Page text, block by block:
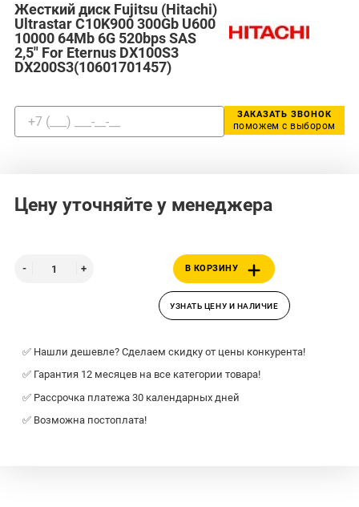
Жесткий диск Fujitsu (Hitachi)
Ultrastar C10K900 300Gb U600
10000 64Mb 6G 520bps SAS
2,5" For Eternus DX100S3
DX200S3(10601701457)
ЗАКАЗАТЬ ЗВОНОК
поможем с выбором
Цену уточняйте у менеджера
В КОРЗИНУ
УЗНАТЬ ЦЕНУ И НАЛИЧИЕ
✅ Нашли дешевле? Сделаем скидку от цены конкурента!
✅ Гарантия 12 месяцев на все категории товара!
✅ Рассрочка платежа 30 календарных дней
✅ Возможна постоплата!